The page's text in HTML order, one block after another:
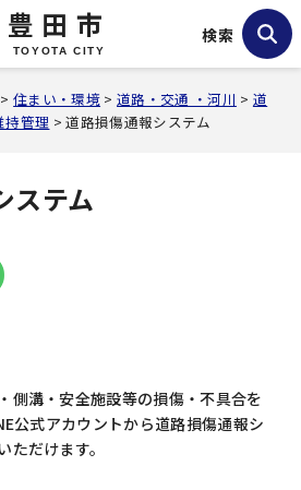
豊田市
TOYOTA CITY
検索
>住まい・環境 >道路・交通 ・河川 > 道
持管理 > 道路損傷通報システム
ステム
側溝・安全施設等の損傷・不具合を
公式アカウントから道路損傷通報シ
ただけます。